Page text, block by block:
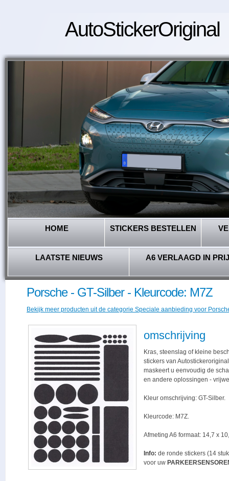
AutoStickerOriginal
HOME STICKERS BESTELLEN
LAATSTE NIEUWS A6 VERLAAGD IN
Porsche - GT-Silber - Kleurcode: M7Z
Bekijk meer producten uit de categorie Speciale aanbieding voor
omschrijving
Kras, steenslag of kleine
stickers van
maskeert u eenvoudig de
en andere oplossingen -
Kleur omschrijving: GT-Silber.
Kleurcode: M7Z.
Afmeting A6 formaat: 14,7 x
Info: de ronde stickers (14
voor uw